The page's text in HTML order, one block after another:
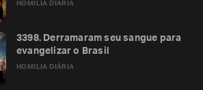
HOMILIA DIÁRIA
HOMILIA DIÁRIA
3398. Derramaram seu sangue para
evangelizar o Brasil